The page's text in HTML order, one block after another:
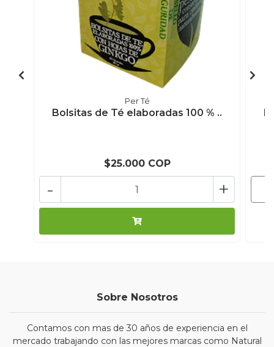
Per Té
Bolsitas de Té elaboradas 100 % ..
$25.000 COP
+
-
Sobre Nosotros
Contamos con mas de 30 años de experiencia en el
mercado trabajando con las mejores marcas como Natural